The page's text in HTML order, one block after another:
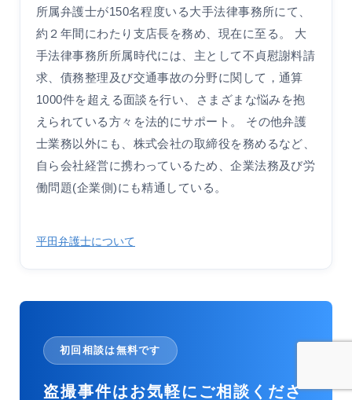
所属弁護士が150名程度いる大手法律事務所にて、
約２年間にわたり支店長を務め、現在に至る。 大
手法律事務所所属時代には、主として不貞慰謝料請
求、債務整理及び交通事故の分野に関して，通算
1000件を超える面談を行い、さまざまな悩みを抱
えられている方々を法的にサポート。 その他弁護
士業務以外にも、株式会社の取締役を務めるなど、
自ら会社経営に携わっているため、企業法務及び労
働問題(企業側)にも精通している。
平田弁護士について
初回相談は無料です
盗撮事件はお気軽にご相談くださ